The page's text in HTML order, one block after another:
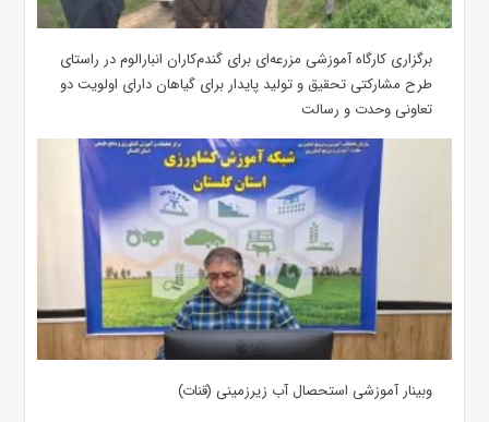
برگزاری کارگاه آموزشی مزرعه‌ای برای گندم‌کاران انبارالوم در راستای
طرح مشارکتی تحقیق و تولید پایدار برای گیاهان دارای اولویت دو
تعاونی وحدت و رسالت
وبینار آموزشی استحصال آب زیرزمینی (قنات)